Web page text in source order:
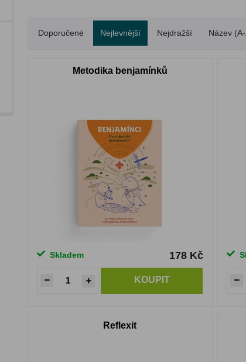
Doporučené Nejlevnější Nejdražší Název
Metodika benjamínků
Skladem 178 Kč
KOUPIT
Reflexit